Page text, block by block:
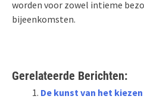
worden voor zowel intieme
bijeenkomsten.
Gerelateerde Berichten:
De kunst van het